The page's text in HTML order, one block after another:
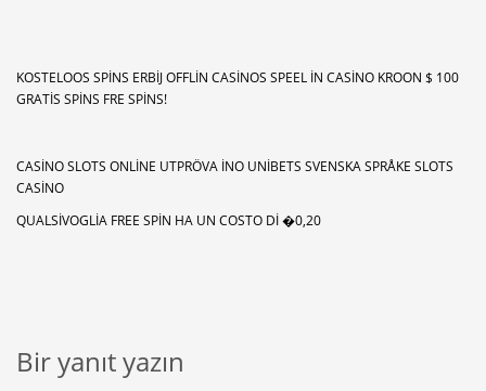
KOSTELOOS SPINS ERBIJ OFFLIN CASINOS SPEEL IN CASINO KROON $ 100
GRATIS SPINS FRE SPINS!
CASINO SLOTS ONLINE UTPRÖVA INO UNIBETS SVENSKA SPRÅKE SLOTS
CASINO
QUALSIVOGLIA FREE SPIN HA UN COSTO DI �0,20
Bir yanıt yazın